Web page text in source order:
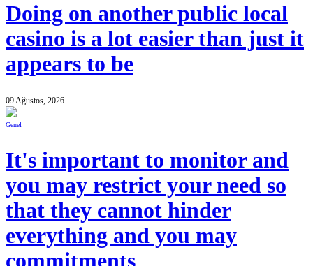
Doing on another public local
casino is a lot easier than just it
appears to be
09 Ağustos, 2026
Genel
It's important to monitor and
you may restrict your need so
that they cannot hinder
everything and you may
commitments